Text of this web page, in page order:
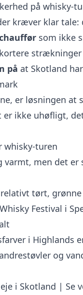
på whisky-
kræver klar tale:
som ikke
på at Skotland
er løsningen
er ikke uhøfligt,
whisky-turen
varmt, men det
tørt,
Festival i
i Highlands
og
i Skotland | Se